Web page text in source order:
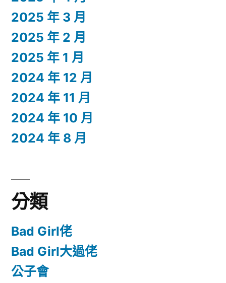
2025 年 3 月
2025 年 2 月
2025 年 1 月
2024 年 12 月
2024 年 11 月
2024 年 10 月
2024 年 8 月
分類
Bad Girl佬
Bad Girl大過佬
公子會